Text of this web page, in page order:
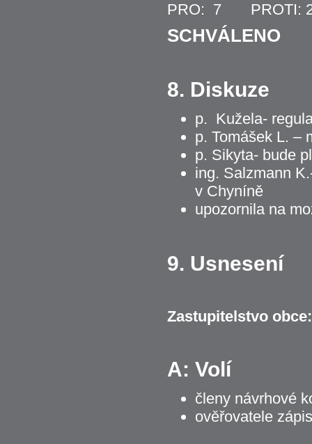
PRO: 7 PROTI:
SCHVÁLENO
8. Diskuze
p. Kužela-
p. Tomášek L. –
p. Sikyta- bude
ing. Salzmann
v Chyníně
upozornila na
9. Usnesení
Zastupitelstvo obce:
A: Volí
členy návrhové
ověřovatele